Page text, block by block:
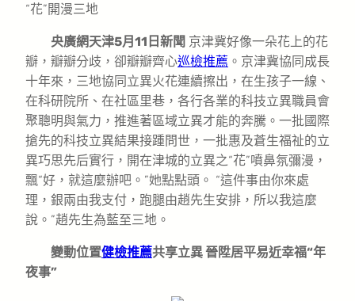
“花”開漫三地
央廣網天津5月11日新聞 京津冀好像一朵花上的花
瓣，瓣瓣分歧，卻瓣瓣齊心巡檢推薦 。京津冀協同成長
十年來，三地協同立異火花連續擦出，在生孩子一線、
在科研院所、在社區里巷，各行各業的科技立異職員會
聚聰明與氣力，推進著區域立異才能的奔騰。一批國際
搶先的科技立異結果接踵問世，一批惠及蒼生福祉的立
異巧思先后實行，開在津城的立異之“花”噴鼻氛彌漫，
飄“好，就這麼辦吧。”她點點頭。 “這件事由你來處
理，銀兩由我支付，跑腿由趙先生安排，所以我這麼
說。”趙先生為藍至三地。
變動位置健檢推薦共享立異 晉陞居平易近幸福“年
夜事”